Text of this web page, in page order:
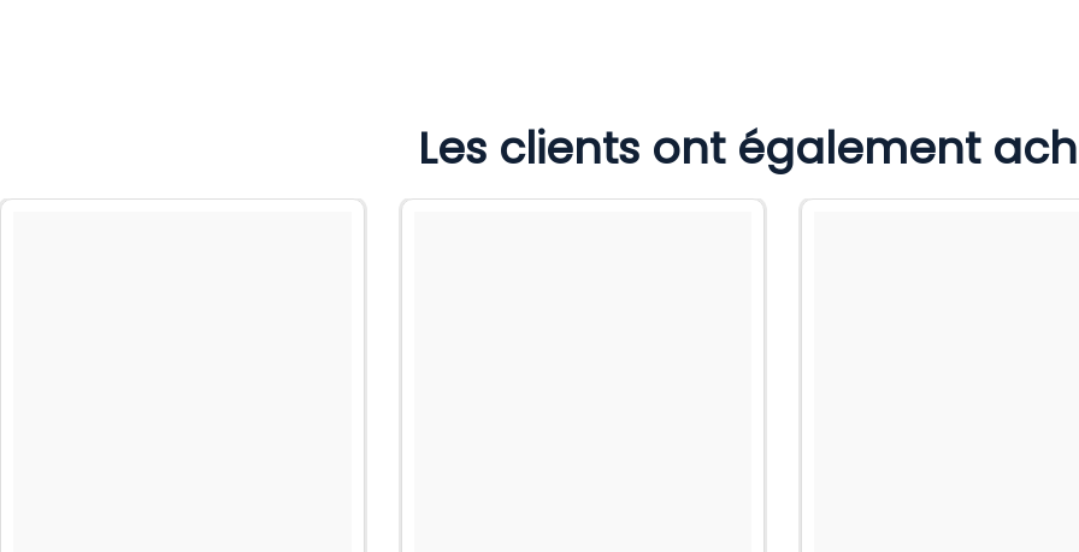
Les clients ont également